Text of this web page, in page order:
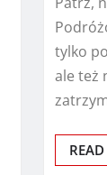
tylko
ale też